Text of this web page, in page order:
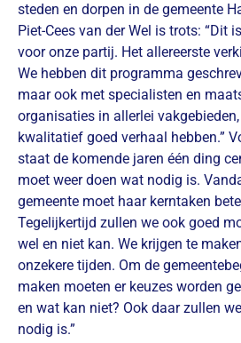
steden en dorpen in de gemeente
Piet-Cees van der Wel is trots: “Dit
voor onze partij. Het allereerste
We hebben dit programma
maar ook met specialisten en
organisaties in allerlei
kwalitatief goed verhaal hebben.”
staat de komende jaren één ding
moet weer doen wat nodig is.
gemeente moet haar kerntaken
Tegelijkertijd zullen we ook goed
wel en niet kan. We krijgen te
onzekere tijden. Om de
maken moeten er keuzes worden
en wat kan niet? Ook daar zullen
nodig is.”